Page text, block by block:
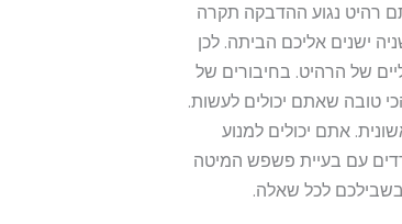
רהיט נגוע ההדבקה תקרה
ישנים אליכם הביתה. לכן
של הרהיט. בחיבורים של
טובה שאתם יכולים לעשות.
אתם יכולים למנוע
עם בעיית פשפש המיטה
לכל שאלה.